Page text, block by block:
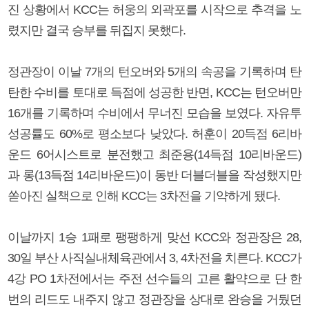
진 상황에서 KCC는 허웅의 외곽포를 시작으로 추격을 노
렸지만 결국 승부를 뒤집지 못했다.
정관장이 이날 7개의 턴오버와 5개의 속공을 기록하며 탄
탄한 수비를 토대로 득점에 성공한 반면, KCC는 턴오버만
16개를 기록하며 수비에서 무너진 모습을 보였다. 자유투
성공률도 60%로 평소보다 낮았다. 허훈이 20득점 6리바
운드 6어시스트로 분전했고 최준용(14득점 10리바운드)
과 롱(13득점 14리바운드)이 동반 더블더블을 작성했지만
쏟아진 실책으로 인해 KCC는 3차전을 기약하게 됐다.
이날까지 1승 1패로 팽팽하게 맞선 KCC와 정관장은 28,
30일 부산 사직실내체육관에서 3, 4차전을 치른다. KCC가
4강 PO 1차전에서는 주전 선수들의 고른 활약으로 단 한
번의 리드도 내주지 않고 정관장을 상대로 완승을 거뒀던